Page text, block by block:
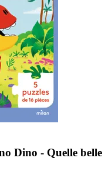
Dino - Quelle belle